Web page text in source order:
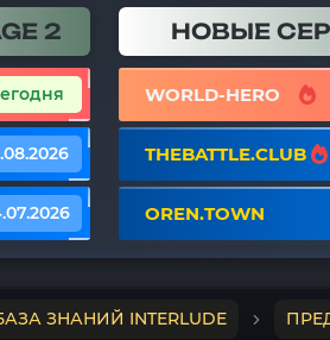
2 НОВЫЕ
WORLD-HERO
THEBATTLE.CLUB
OREN.TOWN
ЗНАНИЙ INTERLUDE